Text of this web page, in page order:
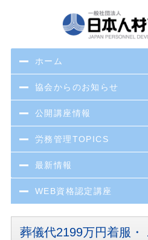
ホーム
協会からのお知らせ
公開講座情報
労務管理TOPICS
最新情報
WEB資格認定講座
葬儀代2199万円着服・